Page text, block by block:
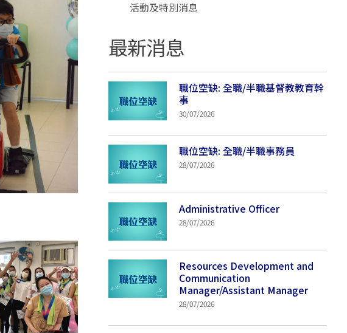
活動及特別消息
最新消息
職位空缺: 全職/半職基督教教育幹
事
30/07/2026
職位空缺: 全職/半職事務員
28/07/2026
Administrative Officer
28/07/2026
Resources Development and
Communication
Manager/Assistant Manager
28/07/2026